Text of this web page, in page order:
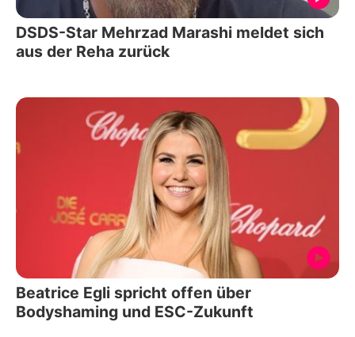
DSDS-Star Mehrzad Marashi meldet sich
aus der Reha zurück
Beatrice Egli spricht offen über
Bodyshaming und ESC-Zukunft